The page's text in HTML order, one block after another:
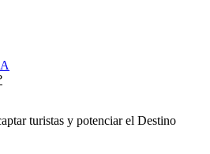
turistas y potenciar el Destino